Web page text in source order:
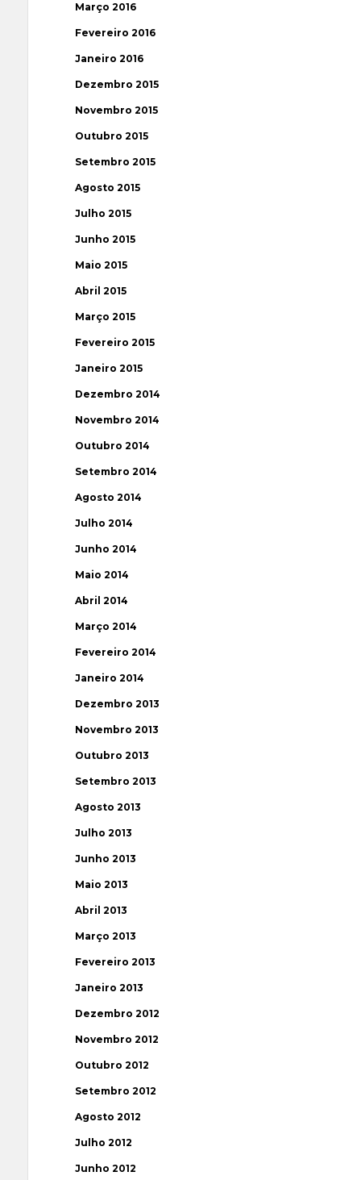
Março 2016
Fevereiro 2016
Janeiro 2016
Dezembro 2015
Novembro 2015
Outubro 2015
Setembro 2015
Agosto 2015
Julho 2015
Junho 2015
Maio 2015
Abril 2015
Março 2015
Fevereiro 2015
Janeiro 2015
Dezembro 2014
Novembro 2014
Outubro 2014
Setembro 2014
Agosto 2014
Julho 2014
Junho 2014
Maio 2014
Abril 2014
Março 2014
Fevereiro 2014
Janeiro 2014
Dezembro 2013
Novembro 2013
Outubro 2013
Setembro 2013
Agosto 2013
Julho 2013
Junho 2013
Maio 2013
Abril 2013
Março 2013
Fevereiro 2013
Janeiro 2013
Dezembro 2012
Novembro 2012
Outubro 2012
Setembro 2012
Agosto 2012
Julho 2012
Junho 2012